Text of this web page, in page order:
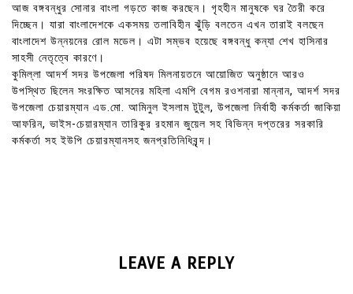
আজ বঙ্গবন্ধুর সোনার বাংলা গড়তে কাজ করছেন। গৃহহীন মানুষকে ঘর তৈরী করে
দিচ্ছেন। যারা বাংলাদেশকে একসময় তলাবিহীন ঝুঁড়ি বলতেন এখন তারাই বলছেন
বাংলাদেশ উন্নয়নের রোল মডেল। এটা সম্ভব হয়েছে বঙ্গবন্ধু কন্যা শেখ হাসিনার
সাহসী নেতৃত্বে কারণে।
কুমিল্লা আদর্শ সদর উপজেলা পরিষদ মিলনায়তনে আয়োজিত অনুষ্ঠানে আরও
উপস্থিত ছিলেন সংরক্ষিত আসনের মহিলা এমপি বেগম রওশনারা মান্নান, আদর্শ সদর
উপজেলা চেয়ারম্যান এড.মো. আমিনুল ইসলাম টুটুল, উপজেলা নির্বাহী কর্মকর্তা জাকিয়া
আফরিন, ভাইস-চেয়ারম্যান তারিকুর রহমান জুয়েল সহ বিভিন্ন দপ্তরের সরকারি
কর্মকর্তা সহ ইউপি চেয়ারম্যানসহ জনপ্রতিনিধিবৃন্দ।
LEAVE A REPLY